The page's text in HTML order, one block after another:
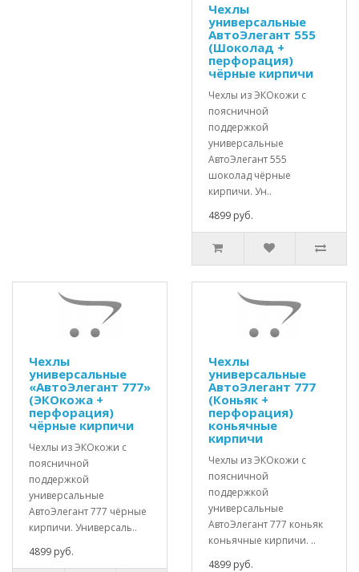
Чехлы
универсальные
АвтоЭлегант 555
(Шоколад +
перфорация)
чёрные кирпичи
Чехлы из ЭКОкожи с
поясничной
поддержкой
универсальные
АвтоЭлегант 555
шоколад чёрные
кирпичи. Ун..
4899 руб.
Чехлы
универсальные
«АвтоЭлегант 777»
(ЭКОкожа +
перфорация)
чёрные кирпичи
Чехлы из ЭКОкожи с
поясничной
поддержкой
универсальные
АвтоЭлегант 777 чёрные
кирпичи. Универсаль..
4899 руб.
Чехлы
универсальные
АвтоЭлегант 777
(Коньяк +
перфорация)
коньячные
кирпичи
Чехлы из ЭКОкожи с
поясничной
поддержкой
универсальные
АвтоЭлегант 777 коньяк
коньячные кирпичи. ..
4899 руб.